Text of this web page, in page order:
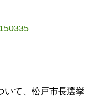
いて、松戸市長選挙